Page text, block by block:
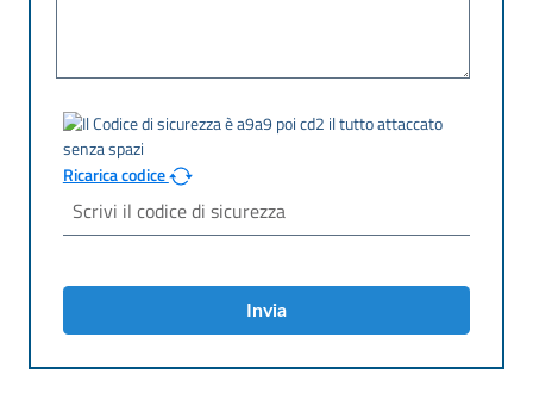
Ricarica codice
Invia